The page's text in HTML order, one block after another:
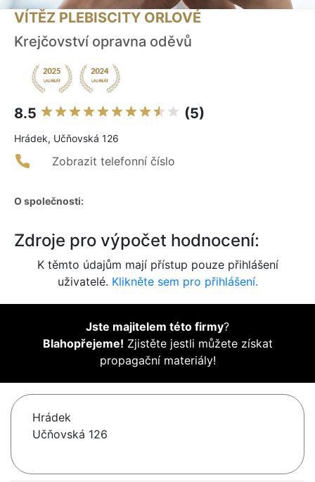
VÍTĚZ PLEBISCITY ORLOVÉ
Krejčovství opravna oděvů
8.5 (5)
Hrádek, Učňovská 126
Zobrazit telefonní číslo
O společnosti:
Zdroje pro výpočet hodnocení:
K těmto údajům mají přístup pouze přihlášení
uživatelé. Klikněte sem pro přihlášení.
Jste majitelem této firmy?
Blahopřejeme! Zjistěte jestli můžete získat
propagační materiály!
Hrádek
Učňovská 126